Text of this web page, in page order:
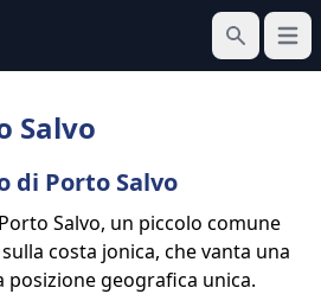
Cerca
Apri
Salvo
di Porto Salvo
Salvo, un piccolo comune
costa jonica, che vanta una
geografica unica.